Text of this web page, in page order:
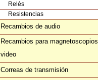
Relés
Resistencias
Recambios de audio
Recambios para magnetoscopios
video
Correas de transmisión